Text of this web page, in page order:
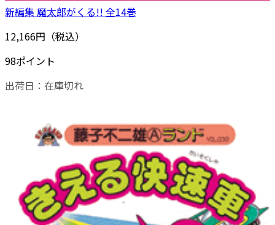
新編集 魔太郎がくる!! 全14巻
12,166円（税込）
98ポイント
出荷日： 在庫切れ